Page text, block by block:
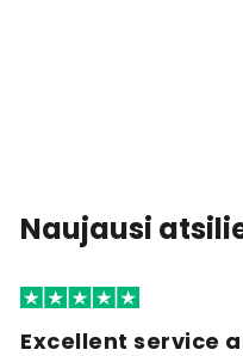
Naujausi
Excellent service